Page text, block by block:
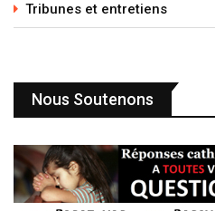
Tribunes et entretiens
Nous Soutenons